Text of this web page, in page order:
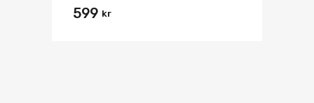
599 kr